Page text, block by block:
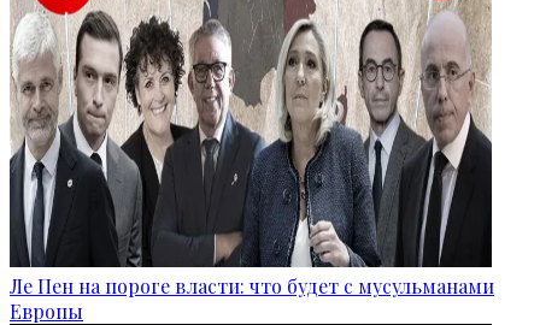
Ле Пен на пороге власти: что будет с мусульманами
Европы